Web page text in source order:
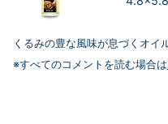
くるみの豊な風味が息づくオイ
※すべてのコメントを読む場合は